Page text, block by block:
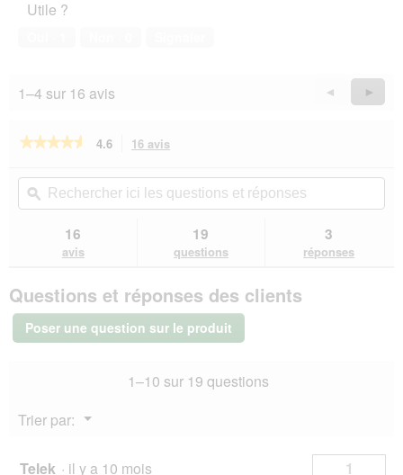
de
Utile ?
1–4 sur 16 avis
Précédent
Reviews
◄ ►
★★★★★
★★★★★
5
les
sur
Puppy
11,4
4.6 16 avis
vous
redirigera
vers
avis.
Rechercher
ici
les
questions
réponses
ϙ
16
avis
19
questions
3
réponses
Questions et réponses des clients
Poser une question sur le produit
1–10 sur 19 questions
Trier par:
▼
Menu
Telek · il y a 10 mois
1